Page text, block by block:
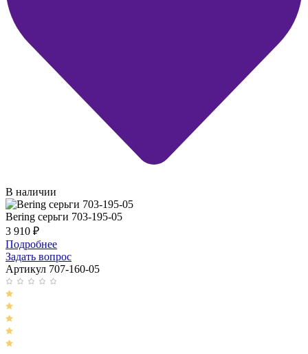
В наличии
Bering серьги 703-195-05
3 910 ₽
Подробнее
Задать вопрос
Артикул 707-160-05